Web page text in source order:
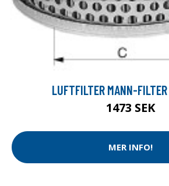
LUFTFILTER MANN-
1473 SEK
MER INFO!